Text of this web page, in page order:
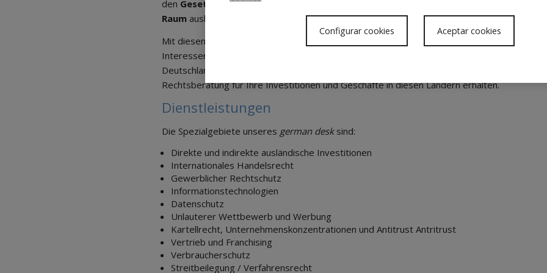
den Gesetzen, kulturellen Gewohnheiten und den Geschäftsbräuchen im
Raum auskennt sowie über die Dynamik ihrer Beziehungen mit Spanien Bescheid weiß
Mit diesen Kenntnissen können wir deutsche, österreichische und schweizerische
Interessen in Spanien beraten. Ebenso garantiert uns die enge Zusammenarbeit mit
Deutschland, Österreich und der Schweiz, dass spanische Unternehmen eine qualitativ
Rechtsberatung für Ihre Investitionen und Geschäfte in diesen Ländern erhalten.
Dienstleistungen
Die Spezialgebiete unseres german desksind:
Direkte und indirekte ausländische Investitionen
Internationales Handelsrecht
Gewerblicher Rechtschutz
Informationstechnologien
Datenschutz
Unlauterer Wettbewerb und Werbung
Kartellrecht, Unternehmenskonzentrationen und Antitrust Antritrust
Vertrieb und Franchising
Verbraucherschutz
Streitbeilegung / Verfahrensrecht
Configurar cookies Aceptar cookies